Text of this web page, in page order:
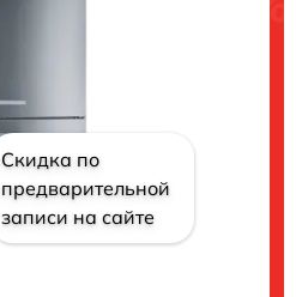
Скидка по
предварительной
записи на сайте